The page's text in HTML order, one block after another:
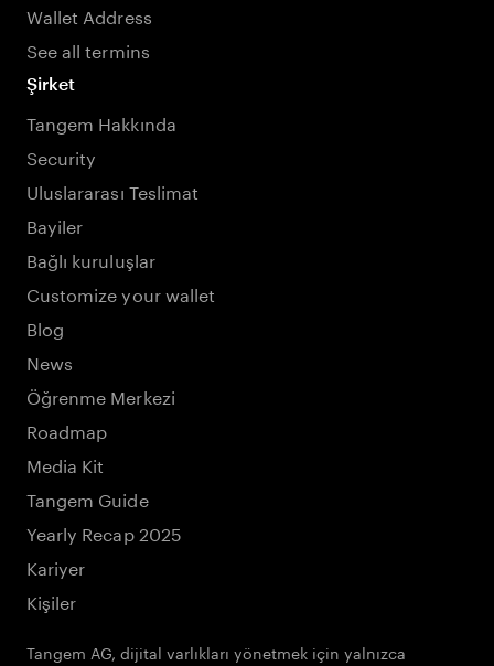
Wallet Address
See all termins
Şirket
Tangem Hakkında
Security
Uluslararası Teslimat
Bayiler
Bağlı kuruluşlar
Customize your wallet
Blog
News
Öğrenme Merkezi
Roadmap
Media Kit
Tangem Guide
Yearly Recap 2025
Kariyer
Kişiler
Tangem AG, dijital varlıkları yönetmek için yalnızca